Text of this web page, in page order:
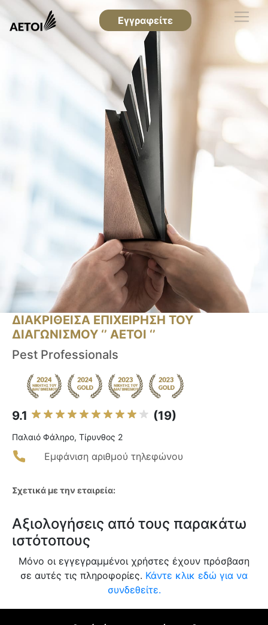
Εγγραφείτε
ΔΙΑΚΡΙΘΕΙΣΑ ΕΠΙΧΕΙΡΗΣΗ ΤΟΥ
ΔΙΑΓΩΝΙΣΜΟΥ ‘’ ΑΕΤΟΙ ‘’
Pest Professionals
9.1 (19)
Παλαιό Φάληρο, Τίρυνθος 2
Εμφάνιση αριθμού τηλεφώνου
Σχετικά με την εταιρεία:
Αξιολογήσεις από τους παρακάτω
ιστότοπους
Μόνο οι εγγεγραμμένοι χρήστες έχουν πρόσβαση
σε αυτές τις πληροφορίες. Κάντε κλικ εδώ για να
συνδεθείτε.